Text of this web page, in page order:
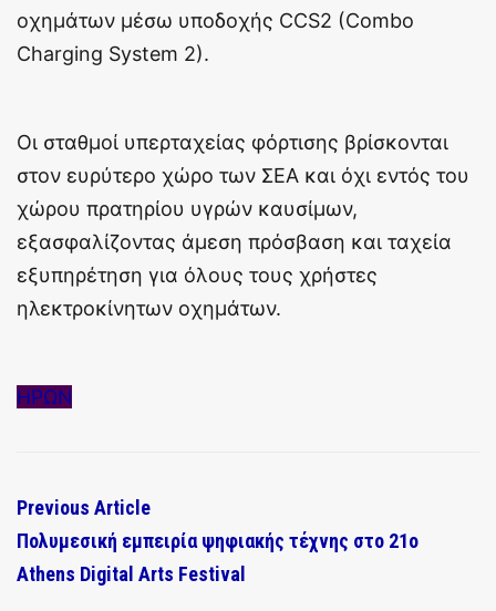
οχημάτων μέσω υποδοχής CCS2 (Combo
Charging System 2).
Οι σταθμοί υπερταχείας φόρτισης βρίσκονται
στον ευρύτερο χώρο των ΣΕΑ και όχι εντός του
χώρου πρατηρίου υγρών καυσίμων,
εξασφαλίζοντας άμεση πρόσβαση και ταχεία
εξυπηρέτηση για όλους τους χρήστες
ηλεκτροκίνητων οχημάτων.
ΗΡΩΝ
Previous Article
Πολυμεσική εμπειρία ψηφιακής τέχνης στο 21ο
Athens Digital Arts Festival